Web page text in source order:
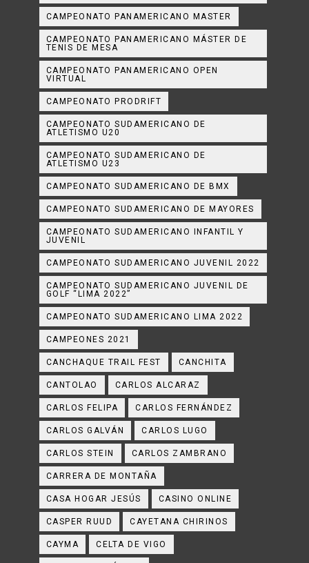
CAMPEONATO PANAMERICANO MASTER
CAMPEONATO PANAMERICANO MÁSTER DE
TENIS DE MESA
CAMPEONATO PANAMERICANO OPEN
VIRTUAL
CAMPEONATO PRODRIFT
CAMPEONATO SUDAMERICANO DE
ATLETISMO U20
CAMPEONATO SUDAMERICANO DE
ATLETISMO U23
CAMPEONATO SUDAMERICANO DE BMX
CAMPEONATO SUDAMERICANO DE MAYORES
CAMPEONATO SUDAMERICANO INFANTIL Y
JUVENIL
CAMPEONATO SUDAMERICANO JUVENIL 2022
CAMPEONATO SUDAMERICANO JUVENIL DE
GOLF “LIMA 2022”
CAMPEONATO SUDAMERICANO LIMA 2022
CAMPEONES 2021
CANCHAQUE TRAIL FEST CANCHITA
CANTOLAO CARLOS ALCARAZ
CARLOS FELIPA CARLOS FERNÁNDEZ
CARLOS GALVÁN CARLOS LUGO
CARLOS STEIN CARLOS ZAMBRANO
CARRERA DE MONTAÑA
CASA HOGAR JESÚS CASINO ONLINE
CASPER RUUD CAYETANA CHIRINOS
CAYMA CELTA DE VIGO